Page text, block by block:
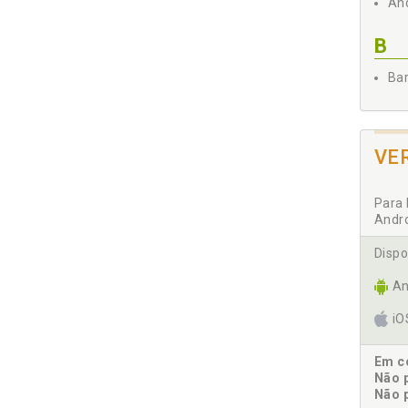
B
D
F
Para
Em
Não
Não